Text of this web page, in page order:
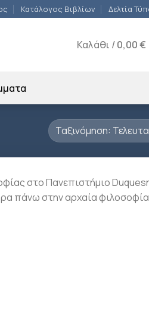
Κατάλογος Βιβλίων Δελτία
Καλάθι /0,00€
στο Πανεπιστήμιο
πάνω στην αρχαία φιλοσοφία